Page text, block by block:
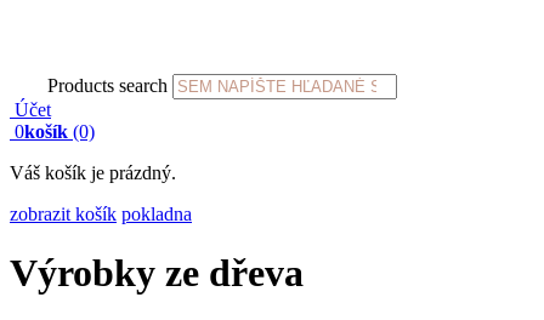
Products search
Účet
0košík (0)
Váš košík je prázdný.
zobrazit košík pokladna
Výrobky ze dřeva